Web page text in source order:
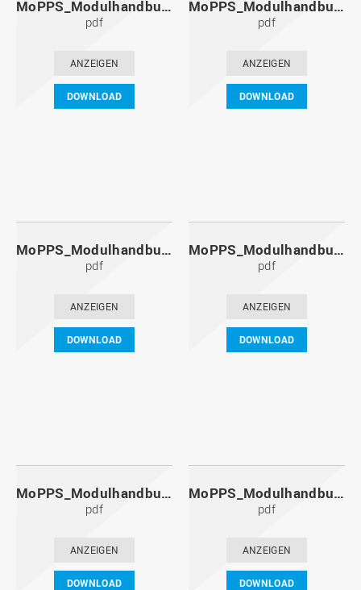
MoPPS_Modulhandbuch_20131201.pdf
pdf
ANZEIGEN
DOWNLOAD
MoPPS_Modulhandbuch_20130601.pdf
pdf
ANZEIGEN
DOWNLOAD
MoPPS_Modulhandbuch_20121201.pdf
pdf
ANZEIGEN
DOWNLOAD
MoPPS_Modulhandbuch_20120601.pdf
pdf
ANZEIGEN
DOWNLOAD
MoPPS_Modulhandbuch_20111201.pdf
pdf
ANZEIGEN
DOWNLOAD
MoPPS_Modulhandbuch_20110601.pdf
pdf
ANZEIGEN
DOWNLOAD